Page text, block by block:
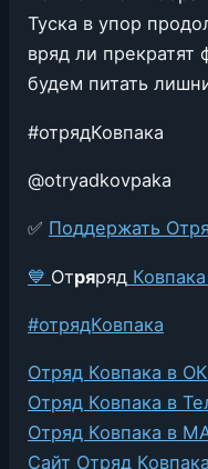
Туска в упор
вряд ли прекратят
будем питать
#отрядКовпака
@otryadkovpaka
✅ Поддержать
💙 Отряряд
#отрядКовпака
Отряд Ковпака в ОК
Отряд Ковпака в
Отряд Ковпака в
Сайт Отряд Ковпака